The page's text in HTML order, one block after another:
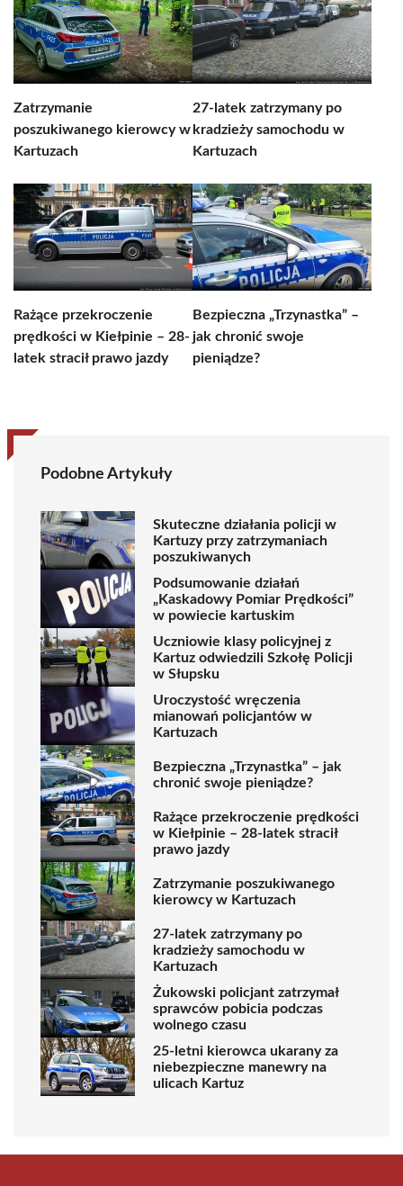
Zatrzymanie
poszukiwanego kierowcy w
Kartuzach
27-latek zatrzymany po
kradzieży samochodu w
Kartuzach
Rażące przekroczenie
prędkości w Kiełpinie – 28-
latek stracił prawo jazdy
Bezpieczna „Trzynastka” –
jak chronić swoje
pieniądze?
Podobne Artykuły
Skuteczne działania policji w
Kartuzy przy zatrzymaniach
poszukiwanych
Podsumowanie działań
„Kaskadowy Pomiar Prędkości”
w powiecie kartuskim
Uczniowie klasy policyjnej z
Kartuz odwiedzili Szkołę Policji
w Słupsku
Uroczystość wręczenia
mianowań policjantów w
Kartuzach
Bezpieczna „Trzynastka” – jak
chronić swoje pieniądze?
Rażące przekroczenie prędkości
w Kiełpinie – 28-latek stracił
prawo jazdy
Zatrzymanie poszukiwanego
kierowcy w Kartuzach
27-latek zatrzymany po
kradzieży samochodu w
Kartuzach
Żukowski policjant zatrzymał
sprawców pobicia podczas
wolnego czasu
25-letni kierowca ukarany za
niebezpieczne manewry na
ulicach Kartuz